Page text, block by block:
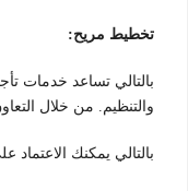
تخطيط مريح:
بالتالي تساعد خدمات
والتنظيم. من خلال
بالتالي يمكنك